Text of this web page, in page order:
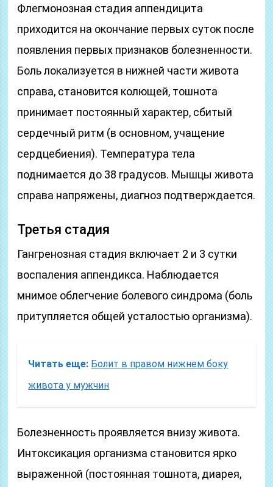
Флегмонозная стадия аппендицита
приходится на окончание первых суток после
появления первых признаков болезненности.
Боль локализуется в нижней части живота
справа, становится колющей, тошнота
принимает постоянный характер, сбитый
сердечный ритм (в основном, учащение
сердцебиения). Температура тела
поднимается до 38 градусов. Мышцы живота
справа напряжены, диагноз подтверждается.
Третья стадия
Гангренозная стадия включает 2 и 3 сутки
воспаления аппендикса. Наблюдается
мнимое облегчение болевого синдрома (боль
притупляется общей усталостью организма).
Читать еще: Болит в правом нижнем боку
живота у мужчин
Болезненность проявляется внизу живота.
Интоксикация организма становится ярко
выраженной (постоянная тошнота, диарея,